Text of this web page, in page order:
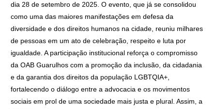
dia 28 de setembro de 2025. O evento, que já se consolidou
como uma das maiores manifestações em defesa da
diversidade e dos direitos humanos na cidade, reuniu milhares
de pessoas em um ato de celebração, respeito e luta por
igualdade. A participação institucional reforça o compromisso
da OAB Guarulhos com a promoção da inclusão, da cidadania
e da garantia dos direitos da população LGBTQIA+,
fortalecendo o diálogo entre a advocacia e os movimentos
sociais em prol de uma sociedade mais justa e plural. Assim, a